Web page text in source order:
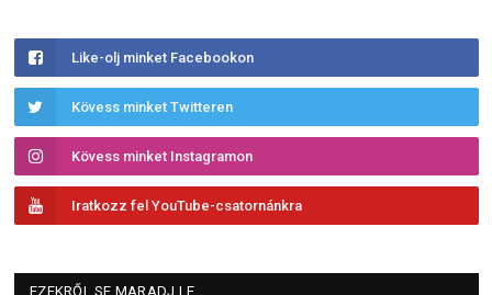
Like-olj minket Facebookon
Kövess minket Twitteren
Kövess minket Instagramon
Iratkozz fel YouTube-csatornánkra
EZEKRŐL SE MARADJ LE